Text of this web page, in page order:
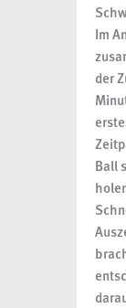
Im
der
Ball